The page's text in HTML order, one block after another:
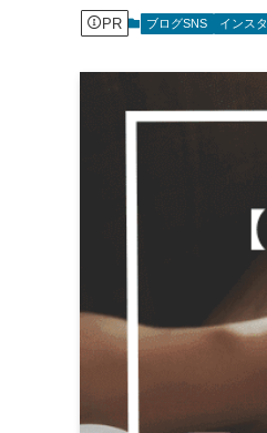
PR ブログSNS インスタ